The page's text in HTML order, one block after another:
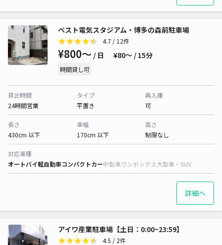
ベスト電気スタジアム・博多の森前駐車場
4.7 / 12件
¥800〜 / 日 ¥80〜 / 15分
時間貸し可
貸出時間
24時間営業
タイプ
平置き
再入庫
可
長さ
430cm 以下
車幅
170cm 以下
高さ
制限なし
対応車種
オートバイ軽自動車コンパクトカー中型車ワンボックス大型車・SUV
詳細へ
アイワ産業駐車場【土日：0:00~23:59】
4.5 / 2件